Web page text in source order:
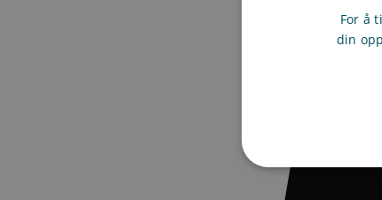
For å
din